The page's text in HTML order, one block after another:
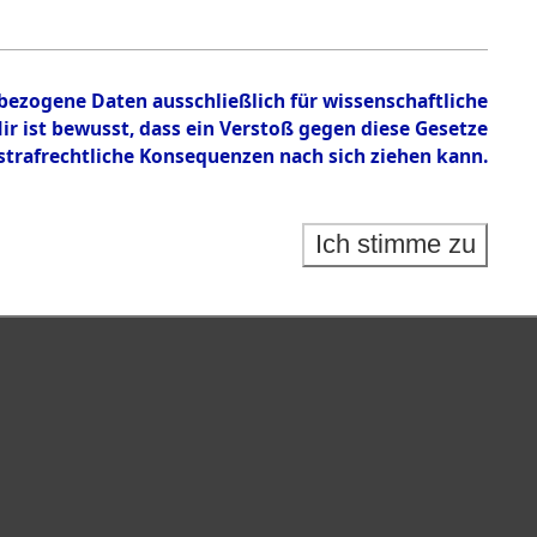
Daten ausschließlich für wissenschaftliche
bewusst, dass ein Verstoß gegen diese Gesetze
Konsequenzen nach sich ziehen kann.
Ich stimme zu